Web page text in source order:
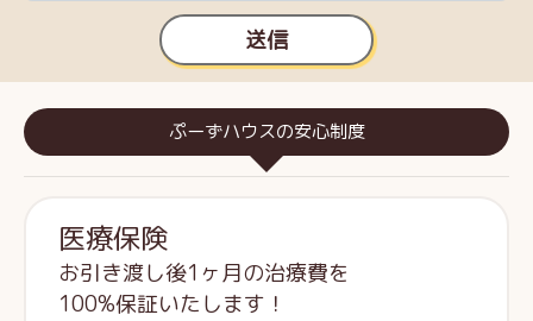
送信
ぷーずハウスの安心制度
医療保険
お引き渡し後1ヶ月の治療費を
100%保証いたします！